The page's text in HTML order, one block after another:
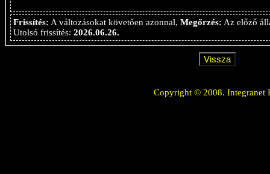
Frissítés: A változásokat követően azonnal, Megőrzés: Az előző
Utolsó frissítés: 2026.06.26.
Copyright © 2008. Integranet